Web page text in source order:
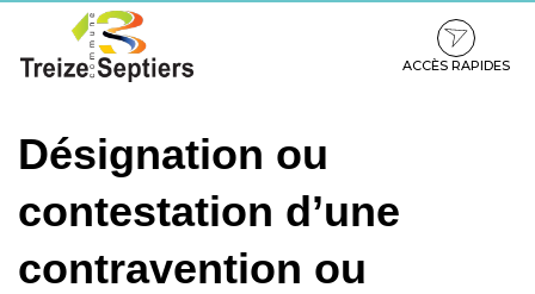
contenu
pied
ACCÈS RAPIDES
Désignation ou
contestation d’une
contravention ou